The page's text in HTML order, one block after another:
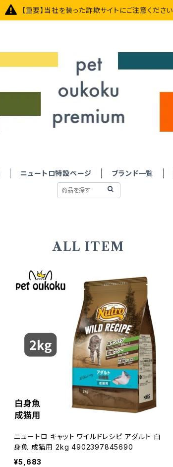
【重要】当社を装った詐欺サイトにご注意ください
ニュートロ特設ページ ブランド一覧
ALL ITEM
ニュートロ キャット ワイルドレシピ アダルト 白
身魚 成猫用 2kg 4902397845690
¥5,683